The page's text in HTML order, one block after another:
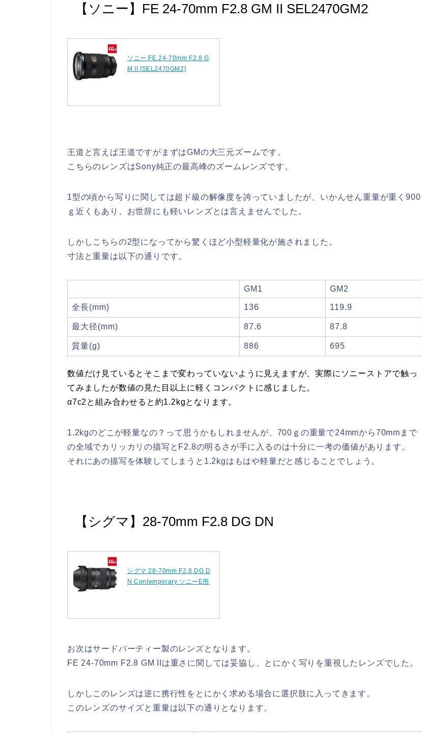
【ソニー】FE 24-70mm F2.8 GM II SEL2470GM2
ソニー FE 24-70mm F2.8 G
M II [SEL2470GM2]
王道と言えば王道ですがまずはGMの大三元ズームです。
こちらのレンズはSony純正の最高峰のズームレンズです。
1型の頃から写りに関しては超ド級の解像度を誇っていましたが、いかんせん重量が重く900
ｇ近くもあり、お世辞にも軽いレンズとは言えませんでした。
しかしこちらの2型になってから驚くほど小型軽量化が施されました。
寸法と重量は以下の通りです。
GM1 GM2
全長(mm) 136 119.9
最大径(mm) 87.6 87.8
質量(g) 886 695
数値だけ見ているとそこまで変わっていないように見えますが、実際にソニーストアで触っ
てみましたが数値の見た目以上に軽くコンパクトに感じました。
α7c2と組み合わせると約1.2kgとなります。
1.2kgのどこが軽量なの？って思うかもしれませんが、700ｇの重量で24mmから70mmまで
の全域でカリッカリの描写とF2.8の明るさが手に入るのは十分に一考の価値があります。
それにあの描写を体験してしまうと1.2kgはもはや軽量だと感じることでしょう。
【シグマ】28-70mm F2.8 DG DN
シグマ 28-70mm F2.8 DG D
N Contemporary ソニーE用
お次はサードパーティー製のレンズとなります。
FE 24-70mm F2.8 GM IIは重さに関しては妥協し、とにかく写りを重視したレンズでした。
しかしこのレンズは逆に携行性をとにかく求める場合に選択肢に入ってきます。
このレンズのサイズと重量は以下の通りとなります。